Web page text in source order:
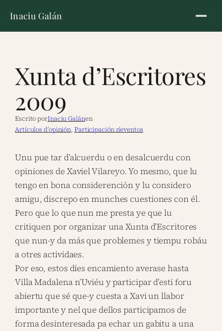
Inaciu Galán
Xunta d’Escritores
2009
Escrito porInaciu Galánen
Artículos d’opinión, Participación n’eventos
Unu pue tar d’alcuerdu o en desalcuerdu con
opiniones de Xaviel Vilareyo. Yo mesmo, que lu
tengo en bona considerención y lu considero
amigu, discrepo en munches cuestiones con él.
Pero que lo que nun me presta ye que lu
critiquen por organizar una Xunta d’Escritores
que nun-y da más que problemes y tiempu robáu
a otres actividaes.
Por eso, estos díes encamiento averase hasta
Villa Madalena n’Uviéu y participar d’esti foru
abiertu que sé que-y cuesta a Xavi un llabor
importante y nel que dellos participamos de
forma desinteresada pa echar un gabitu a una